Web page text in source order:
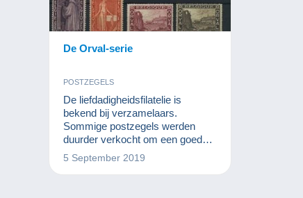
De Orval-serie
POSTZEGELS
De liefdadigheidsfilatelie is
bekend bij verzamelaars.
Sommige postzegels werden
duurder verkocht om een goed
doel te sponsoren. De heropbouw
van de abdij van Orval in België is
5 September 2019